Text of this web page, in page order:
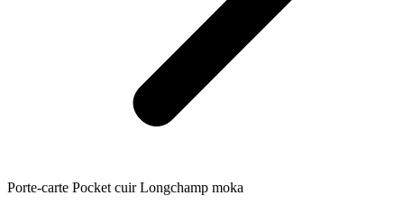
Porte-carte Pocket cuir Longchamp moka